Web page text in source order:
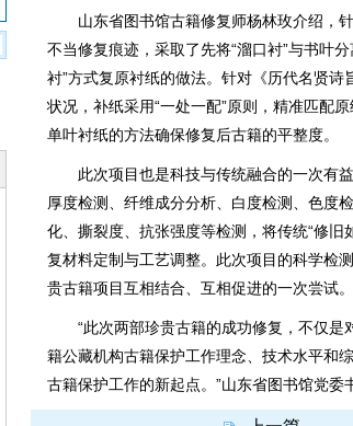
山东省图书馆古籍修复师杨林玫介绍，针
不当修复痕迹，采取了先将“溜口衬”与书叶
衬”方式复原衬纸的做法。针对《历代名贤
状况，补纸采用“一处一配”原则，精准匹配
单叶衬纸的方法确保修复后古籍的平整度。
此次项目也是科技与传统融合的一次有益
厚度检测、纤维成分分析、白度检测、色度
化、撕裂度、抗张强度等检测，将传统“修
复材料定制与工艺调整。此次项目的科学检
贵古籍项目互相结合、互相促进的一次尝试。
“此次两部珍贵古籍的成功修复，不仅是
籍公藏机构古籍保护工作理念、技术水平和
古籍保护工作的新起点。”山东省图书馆党委